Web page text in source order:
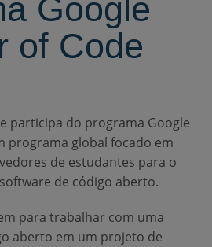
Google
of Code
participa do programa Google
programa global focado em
de estudantes para o
de código aberto.
para trabalhar com uma
aberto em um projeto de